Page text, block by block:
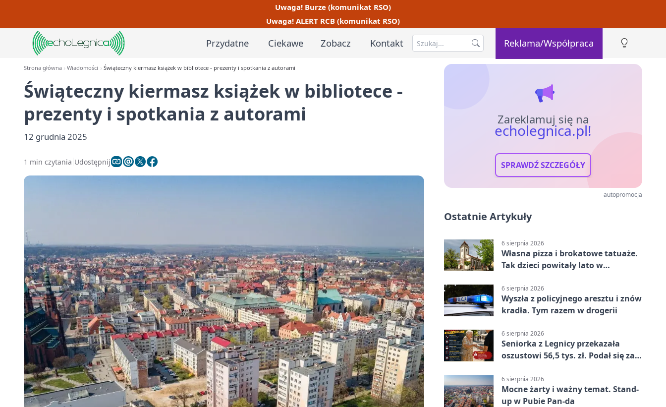
Uwaga! Burze (komunikat RSO)
Uwaga! ALERT RCB (komunikat RSO)
Przydatne Ciekawe Zobacz Kontakt Reklama/Współpraca
Strona główna Wiadomości Świąteczny kiermasz książek w bibliotece - prezenty i spotkania z autorami
Świąteczny kiermasz książek w bibliotece -
prezenty i spotkania z autorami
12 grudnia 2025
1 min czytania Udostępnij
Zareklamuj się na
echolegnica.pl!
SPRAWDŹ SZCZEGÓŁY
autopromocja
Ostatnie Artykuły
6 sierpnia 2026
Własna pizza i brokatowe tatuaże.
Tak dzieci powitały lato w
6 sierpnia 2026
Wyszła z policyjnego aresztu i znów
kradła. Tym razem w drogerii
6 sierpnia 2026
Seniorka z Legnicy przekazała
oszustowi 56,5 tys. zł. Podał się za
6 sierpnia 2026
Mocne żarty i ważny temat. Stand-
up w Pubie Pan-da